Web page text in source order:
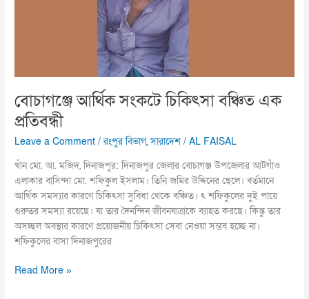
বোচাগঞ্জে আর্থিক সংকটে চিকিৎসা বঞ্চিত এক
প্রতিবন্ধী
Leave a Comment /রংপুর বিভাগ,সারাদেশ /AL FAISAL
খাঁন মো. আ. মজিদ, দিনাজপুর: দিনাজপুর জেলার বোচাগঞ্জ উপজেলার আটগাঁও
এলাকার বাসিন্দা মো. শফিকুল ইসলাম। তিনি জমির উদ্দিনের ছেলে। বর্তমানে
আর্থিক সমস্যার কারণে চিকিৎসা সুবিধা থেকে বঞ্চিত। ৎ শফিকুলের দুই পায়ে
গুরুতর সমস্যা রয়েছে। যা তার দৈনন্দিন জীবনযাত্রাকে ব্যাহত করছে। কিন্তু তার
অসচ্ছল অবস্থার কারণে প্রয়োজনীয় চিকিৎসা সেবা নেওয়া সম্ভব হচ্ছে না।
শফিকুলের বাসা দিনাজপুরের
Read More »